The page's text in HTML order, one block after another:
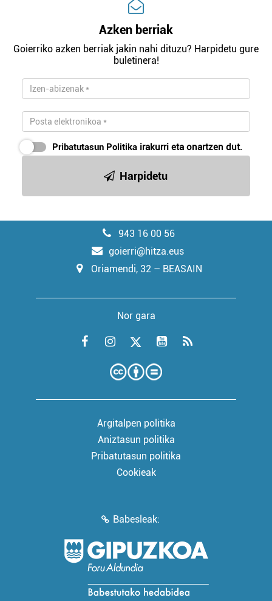
Azken berriak
Goierriko azken berriak jakin nahi dituzu? Harpidetu gure
buletinera!
Pribatutasun Politika irakurri eta onartzen dut.
Harpidetu
943 16 00 56
goierri@hitza.eus
Oriamendi, 32 – BEASAIN
Nor gara
Argitalpen politika
Aniztasun politika
Pribatutasun politika
Cookieak
Babesleak: